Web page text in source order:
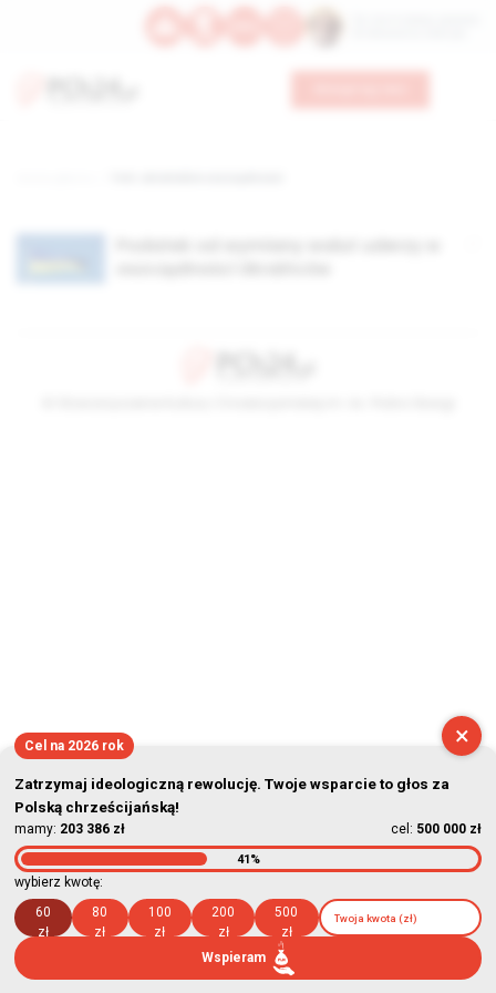
×
Cel na 2026 rok
Zatrzymaj ideologiczną rewolucję. Twoje wsparcie to głos za
Polską chrześcijańską!
mamy: 203 386 zł cel: 500 000 zł
41%
wybierz kwotę:
60
zł
80
zł
100
zł
200
zł
500
zł
Wspieram